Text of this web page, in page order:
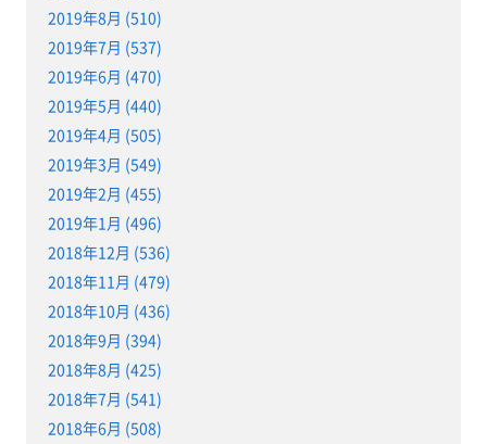
2019年8月 (510)
2019年7月 (537)
2019年6月 (470)
2019年5月 (440)
2019年4月 (505)
2019年3月 (549)
2019年2月 (455)
2019年1月 (496)
2018年12月 (536)
2018年11月 (479)
2018年10月 (436)
2018年9月 (394)
2018年8月 (425)
2018年7月 (541)
2018年6月 (508)